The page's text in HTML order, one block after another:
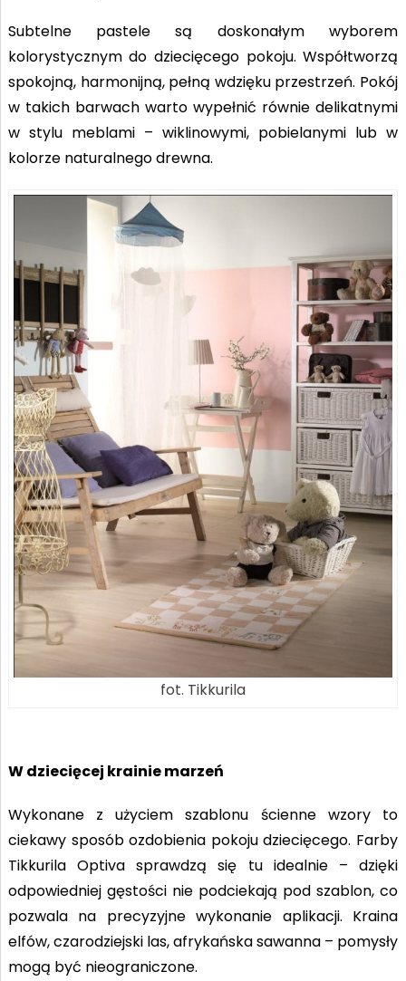
Subtelne pastele są doskonałym wyborem
kolorystycznym do dziecięcego pokoju. Współtworzą
spokojną, harmonijną, pełną wdzięku przestrzeń. Pokój
w takich barwach warto wypełnić równie delikatnymi
w stylu meblami – wiklinowymi, pobielanymi lub w
kolorze naturalnego drewna.
fot. Tikkurila
W dziecięcej krainie marzeń
Wykonane z użyciem szablonu ścienne wzory to
ciekawy sposób ozdobienia pokoju dziecięcego. Farby
Tikkurila Optiva sprawdzą się tu idealnie – dzięki
odpowiedniej gęstości nie podciekają pod szablon, co
pozwala na precyzyjne wykonanie aplikacji. Kraina
elfów, czarodziejski las, afrykańska sawanna – pomysły
mogą być nieograniczone.